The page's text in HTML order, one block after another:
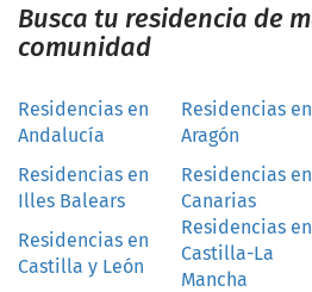
Busca tu residencia de
comunidad
Residencias en
Andalucía
Residencias en
Aragón
Residencias en
Illes Balears
Residencias en
Canarias
Residencias en
Castilla y León
Residencias en
Castilla-La
Mancha